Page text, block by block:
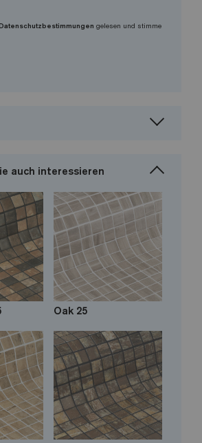
gelesen und stimme
auch interessieren
Oak 25